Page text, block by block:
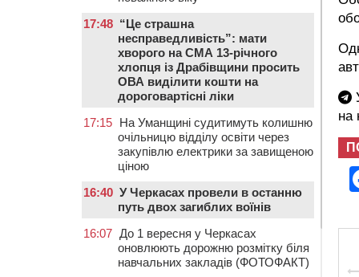
на
17:48 “Це страшна
несправедливість”: мати
хворого на СМА 13-річного
хлопця із Драбівщини просить
ОВА виділити кошти на
дороговартісні ліки
17:15 На Уманщині судитимуть колишню
очільницю відділу освіти через
закупівлю електрики за завищеною
ціною
16:40 У Черкасах провели в останню
путь двох загиблих воїнів
16:07 До 1 вересня у Черкасах
оновлюють дорожню розмітку біля
навчальних закладів (ФОТОФАКТ)